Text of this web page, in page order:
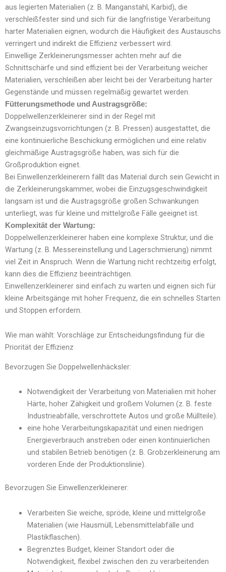
aus legierten Materialien (z. B. Manganstahl, Karbid), die
verschleißfester sind und sich für die langfristige Verarbeitung
harter Materialien eignen, wodurch die Häufigkeit des Austauschs
verringert und indirekt die Effizienz verbessert wird.
Einwellige Zerkleinerungsmesser achten mehr auf die
Schnittschärfe und sind effizient bei der Verarbeitung weicher
Materialien, verschleißen aber leicht bei der Verarbeitung harter
Gegenstände und müssen regelmäßig gewartet werden.
Fütterungsmethode und Austragsgröße:
Doppelwellenzerkleinerer sind in der Regel mit
Zwangseinzugsvorrichtungen (z. B. Pressen) ausgestattet, die
eine kontinuierliche Beschickung ermöglichen und eine relativ
gleichmäßige Austragsgröße haben, was sich für die
Großproduktion eignet.
Bei Einwellenzerkleinerern fällt das Material durch sein Gewicht in
die Zerkleinerungskammer, wobei die Einzugsgeschwindigkeit
langsam ist und die Austragsgröße großen Schwankungen
unterliegt, was für kleine und mittelgroße Fälle geeignet ist.
Komplexität der Wartung:
Doppelwellenzerkleinerer haben eine komplexe Struktur, und die
Wartung (z. B. Messereinstellung und Lagerschmierung) nimmt
viel Zeit in Anspruch. Wenn die Wartung nicht rechtzeitig erfolgt,
kann dies die Effizienz beeinträchtigen.
Einwellenzerkleinerer sind einfach zu warten und eignen sich für
kleine Arbeitsgänge mit hoher Frequenz, die ein schnelles Starten
und Stoppen erfordern.
Wie man wählt: Vorschläge zur Entscheidungsfindung für die
Priorität der Effizienz
Bevorzugen Sie Doppelwellenhäcksler:
Notwendigkeit der Verarbeitung von Materialien mit hoher
Härte, hoher Zähigkeit und großem Volumen (z. B. feste
Industrieabfälle, verschrottete Autos und große Müllteile).
eine hohe Verarbeitungskapazität und einen niedrigen
Energieverbrauch anstreben oder einen kontinuierlichen
und stabilen Betrieb benötigen (z. B. Grobzerkleinerung am
vorderen Ende der Produktionslinie).
Bevorzugen Sie Einwellenzerkleinerer:
Verarbeiten Sie weiche, spröde, kleine und mittelgroße
Materialien (wie Hausmüll, Lebensmittelabfälle und
Plastikflaschen).
Begrenztes Budget, kleiner Standort oder die
Notwendigkeit, flexibel zwischen den zu verarbeitenden